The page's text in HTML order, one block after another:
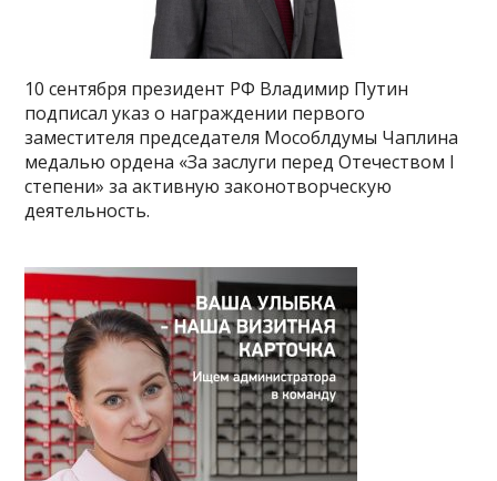
10 сентября президент РФ Владимир Путин
подписал указ о награждении первого
заместителя председателя Мособлдумы Чаплина
медалью ордена «За заслуги перед Отечеством I
степени» за активную законотворческую
деятельность.